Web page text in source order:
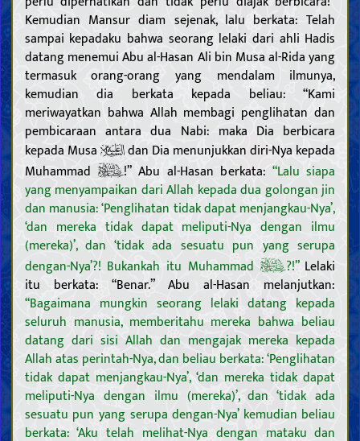
Kemudian Mansur diam sejenak, lalu berkata: Telah
sampai kepadaku bahwa seorang lelaki dari ahli Hadis
datang menemui Abu al-Hasan Ali bin Musa al-Rida yang
termasuk orang-orang yang mendalam ilmunya,
kemudian dia berkata kepada beliau: “Kami
meriwayatkan bahwa Allah membagi penglihatan dan
pembicaraan antara dua Nabi: maka Dia berbicara
kepada Musa
dan Dia menunjukkan diri-Nya kepada
Muhammad
!” Abu al-Hasan berkata: “Lalu siapa
yang menyampaikan dari Allah kepada dua golongan jin
dan manusia: ‘Penglihatan tidak dapat menjangkau-Nya’,
‘dan mereka tidak dapat meliputi-Nya dengan ilmu
(mereka)’, dan ‘tidak ada sesuatu pun yang serupa
dengan-Nya’?! Bukankah itu Muhammad
?!”Lelaki
itu berkata: “Benar.” Abu al-Hasan melanjutkan:
“Bagaimana mungkin seorang lelaki datang kepada
seluruh manusia, memberitahu mereka bahwa beliau
datang dari sisi Allah dan mengajak mereka kepada
Allah atas perintah-Nya, dan beliau berkata: ‘Penglihatan
tidak dapat menjangkau-Nya’, ‘dan mereka tidak dapat
meliputi-Nya dengan ilmu (mereka)’, dan ‘tidak ada
sesuatu pun yang serupa dengan-Nya’ kemudian beliau
berkata: ‘Aku telah melihat-Nya dengan mataku dan